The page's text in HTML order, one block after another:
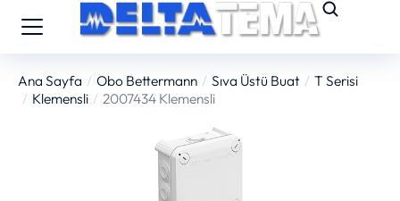
You are here:
Ana Sayfa Obo Bettermann Sıva Üstü Buat
T Serisi
Klemensli
2007434 Klemensli